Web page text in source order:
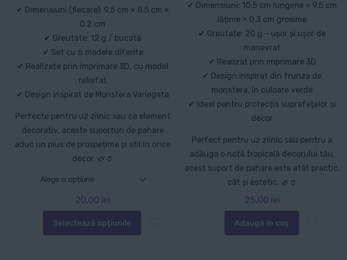
✔ Dimensiuni (fiecare): 9.5 cm × 8.5 cm ×
0.2 cm
✔ Greutate: 12 g / bucată
✔ Set cu 6 modele diferite
✔ Realizate prin imprimare 3D, cu model
reliefat
✔ Design inspirat de Monstera Variegata
Perfecte pentru uz zilnic sau ca element
decorativ, aceste suporturi de pahare
aduc un plus de prospețime și stil în orice
decor. 🌿🥤
20,00 lei
Selectează opțiunile
✔ Dimensiuni: 10.5 cm lungime × 9.5 cm
lățime × 0.3 cm grosime
✔ Greutate: 20 g – ușor și ușor de
manevrat
✔ Realizat prin imprimare 3D
✔ Design inspirat din frunza de
monstera, în culoare verde
✔ Ideal pentru protecția suprafețelor și
decor
Perfect pentru uz zilnic sau pentru a
adăuga o notă tropicală decorului tău,
acest suport de pahare este atât practic,
cât și estetic. 🌿🥤
25,00 lei
Adaugă în coș